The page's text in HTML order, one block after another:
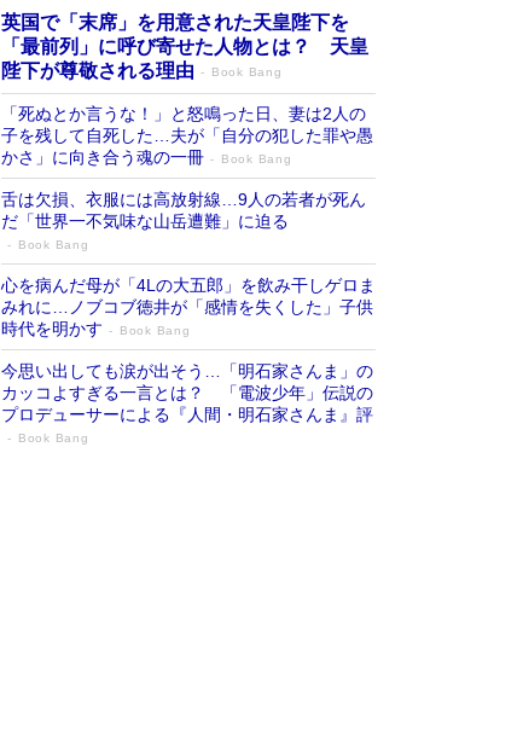
英国で「末席」を用意された天皇陛下を
「最前列」に呼び寄せた人物とは？ 天皇
陛下が尊敬される理由
Book Bang
「死ぬとか言うな！」と怒鳴った日、妻は2人の
子を残して自死した…夫が「自分の犯した罪や愚
かさ」に向き合う魂の一冊
Book Bang
舌は欠損、衣服には高放射線…9人の若者が死ん
だ「世界一不気味な山岳遭難」に迫る
Book Bang
心を病んだ母が「4Lの大五郎」を飲み干しゲロま
みれに…ノブコブ徳井が「感情を失くした」子供
時代を明かす
Book Bang
今思い出しても涙が出そう…「明石家さんま」の
カッコよすぎる一言とは？ 「電波少年」伝説の
プロデューサーによる『人間・明石家さんま』評
Book Bang